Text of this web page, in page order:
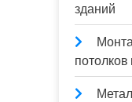
зданий